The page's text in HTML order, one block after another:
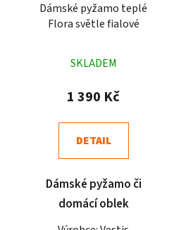
Dámské pyžamo teplé
Flora světle fialové
hodnocení
produktu
4,2
z
hvězdiček.
SKLADEM
1 390 Kč
DETAIL
Dámské pyžamo či
domácí oblek